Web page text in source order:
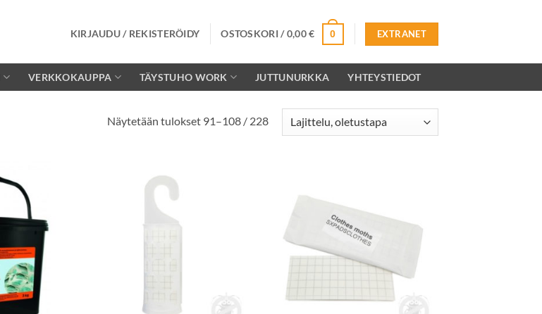
KIRJAUDU / REKISTERÖIDY OSTOSKORI /0,00€ 0 EXTRANET
VERKKOKAUPPA TÄYSTUHO WORK JUTTUNURKKA YHTEYSTIEDOT
Näytetään tulokset 91–108 / 228
Lisää
toivelistalle